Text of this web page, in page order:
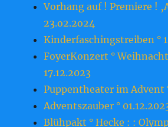
Vorhang auf ! Premiere !
23.o2.2o24
Kinderfaschingstreiben °
FoyerKonzert °
17.12.2023
Puppentheater im Advent
Adventszauber °
Blühpakt ° Hecke : :